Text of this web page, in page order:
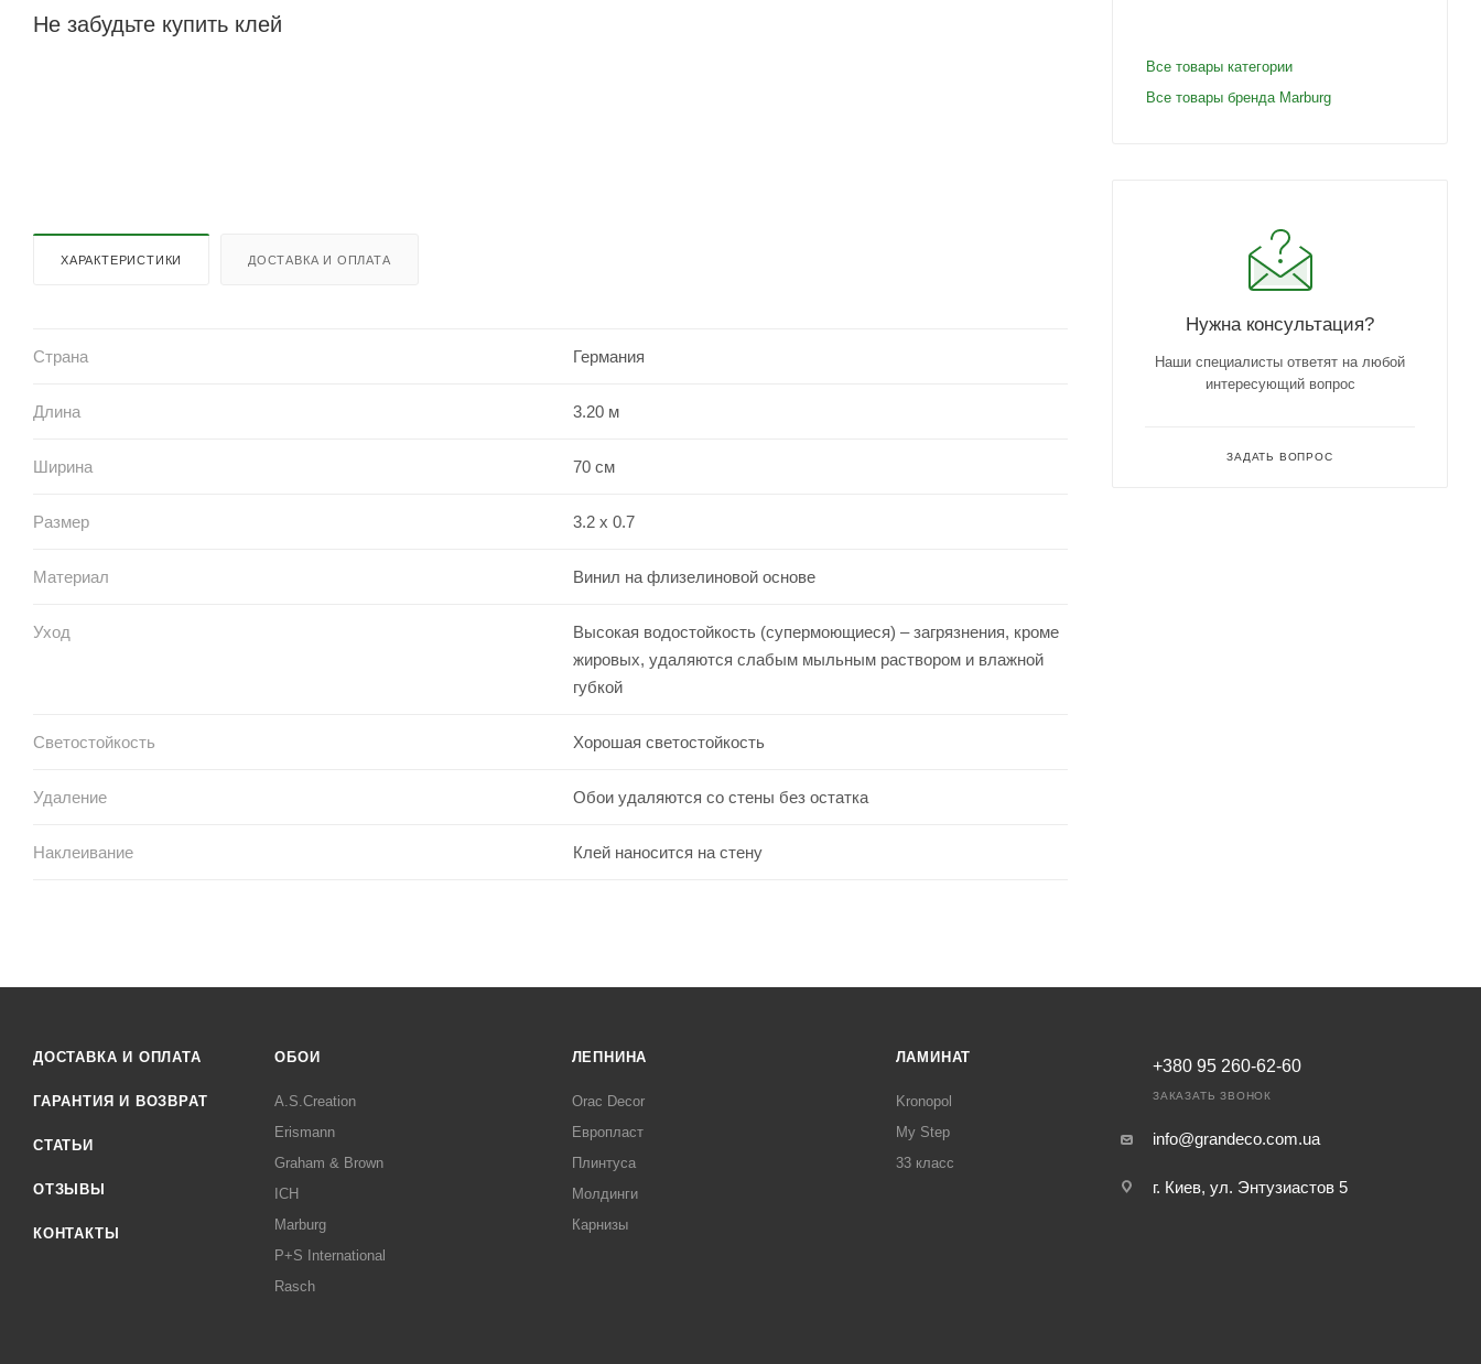
Не забудьте купить клей
ХАРАКТЕРИСТИКИ ДОСТАВКА И ОПЛАТА
Страна Германия
Длина 3.20 м
Ширина 70 см
Размер 3.2 x 0.7
Материал Винил на флизелиновой основе
Уход
Высокая водостойкость (супермоющиеся) – загрязнения, кроме
жировых, удаляются слабым мыльным раствором и влажной
губкой
Светостойкость Хорошая светостойкость
Удаление Обои удаляются со стены без остатка
Наклеивание Клей наносится на стену
Все товары категории
Все товары бренда Marburg
Нужна консультация?
Наши специалисты ответят на любой
интересующий вопрос
ЗАДАТЬ ВОПРОС
ДОСТАВКА И ОПЛАТА
ГАРАНТИЯ И ВОЗВРАТ
СТАТЬИ
ОТЗЫВЫ
КОНТАКТЫ
ОБОИ
A.S.Creation
Erismann
Graham & Brown
ICH
Marburg
P+S International
Rasch
ЛЕПНИНА
Orac Decor
Европласт
Плинтуса
Молдинги
Карнизы
ЛАМИНАТ
Kronopol
My Step
33 класс
+380 95 260-62-60
ЗАКАЗАТЬ ЗВОНОК
info@grandeco.com.ua
г. Киев, ул. Энтузиастов 5